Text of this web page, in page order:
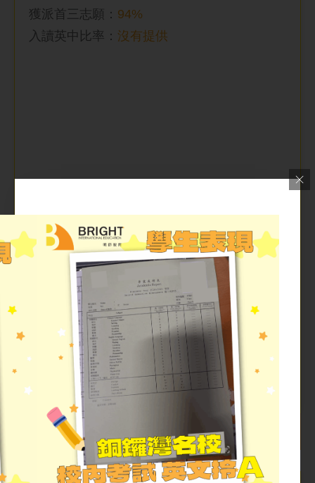
獲派首三志願： 94%
入讀英中比率 ： 沒有提供